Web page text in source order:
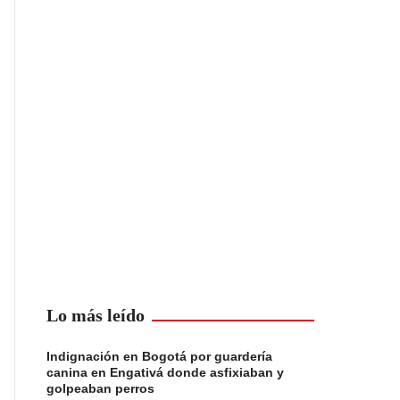
Lo más leído
Indignación en Bogotá por guardería
canina en Engativá donde asfixiaban y
golpeaban perros